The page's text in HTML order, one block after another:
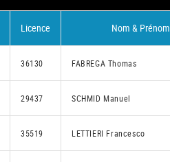
Licence Nom & Prénom
36130 FABREGA Thomas
29437 SCHMID Manuel
35519 LETTIERI Francesco